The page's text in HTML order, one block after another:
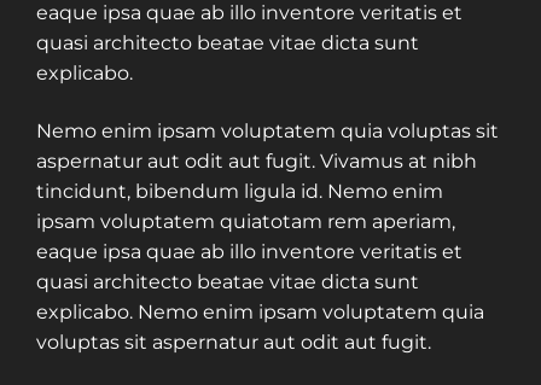
eaque ipsa quae ab illo inventore veritatis et
quasi architecto beatae vitae dicta sunt
explicabo.
Nemo enim ipsam voluptatem quia voluptas sit
aspernatur aut odit aut fugit. Vivamus at nibh
tincidunt, bibendum ligula id. Nemo enim
ipsam voluptatem quiatotam rem aperiam,
eaque ipsa quae ab illo inventore veritatis et
quasi architecto beatae vitae dicta sunt
explicabo. Nemo enim ipsam voluptatem quia
voluptas sit aspernatur aut odit aut fugit.